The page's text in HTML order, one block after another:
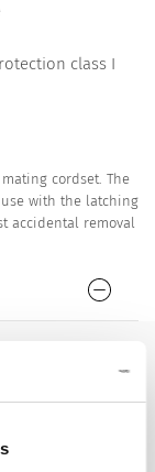
class I
cordset. The
with the latching
accidental removal